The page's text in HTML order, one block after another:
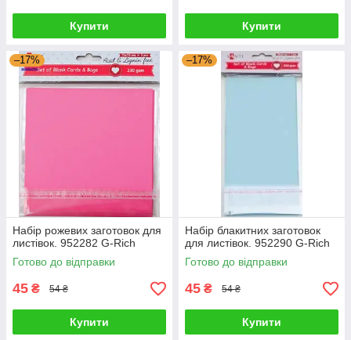
Купити Купити
–17%
Набір рожевих заготовок для
листівок. 952282 G-Rich
Готово до відправки
45 ₴ 54 ₴
Купити
–17%
Набір блакитних заготовок
для листівок. 952290 G-Rich
Готово до відправки
45 ₴ 54 ₴
Купити